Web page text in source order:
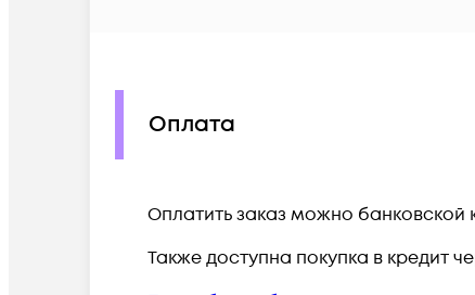
Оплата
Оплатить заказ можно банковской
Также доступна покупка в кредит